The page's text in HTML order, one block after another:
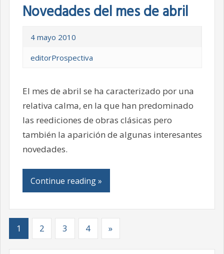
Novedades del mes de abril
4 mayo 2010
editorProspectiva
El mes de abril se ha caracterizado por una
relativa calma, en la que han predominado
las reediciones de obras clásicas pero
también la aparición de algunas interesantes
novedades.
Continue reading »
1 2 3 4 »